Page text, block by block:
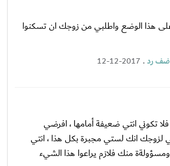
هذا الوضع واطلبي من زوجك ان تسكنوا
رد.
12-12-2017
تكوني انتي ضعيفة أمامها ، افرضي
انك لستي مجبرة بكل هذا ، انتي
منك فلازم يراعوا هذا الشيء